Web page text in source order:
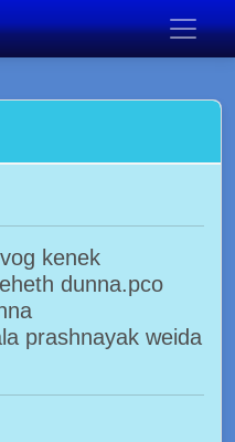
kenek
dunna.pco
prashnayak weida